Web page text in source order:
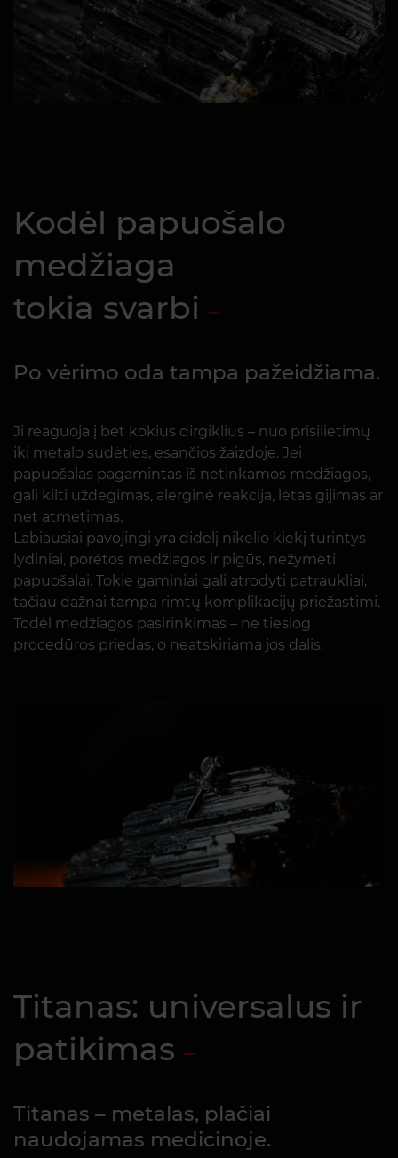
Kodėl papuošalo
medžiaga
tokia svarbi
Po vėrimo oda tampa pažeidžiama.
Ji reaguoja į bet kokius dirgiklius – nuo prisilietimų
iki metalo sudėties, esančios žaizdoje. Jei
papuošalas pagamintas iš netinkamos medžiagos,
gali kilti uždegimas, alerginė reakcija, lėtas gijimas ar
net atmetimas.
Labiausiai pavojingi yra didelį nikelio kiekį turintys
lydiniai, porėtos medžiagos ir pigūs, nežymėti
papuošalai. Tokie gaminiai gali atrodyti patraukliai,
tačiau dažnai tampa rimtų komplikacijų priežastimi.
Todėl medžiagos pasirinkimas – ne tiesiog
procedūros priedas, o neatskiriama jos dalis.
Titanas: universalus ir
patikimas
Titanas – metalas, plačiai
naudojamas medicinoje.